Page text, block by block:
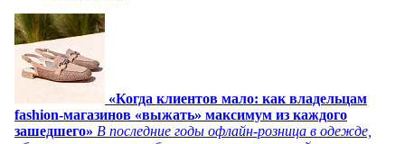
«Когда клиентов мало: как владельцам
fashion-магазинов «выжать» максимум из каждого
зашедшего» В последние годы офлайн-розница в одежде,